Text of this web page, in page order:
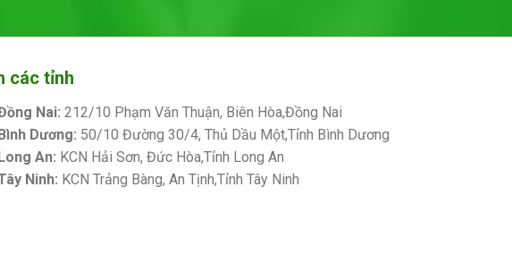
các tỉnh
Nai: 212/10 Phạm Văn Thuận, Biên Hòa,Đồng Nai
Dương: 50/10 Đường 30/4, Thủ Dầu Một,Tỉnh Bình Dương
An: KCN Hải Sơn, Đức Hòa,Tỉnh Long An
Ninh: KCN Trảng Bàng, An Tịnh,Tỉnh Tây Ninh